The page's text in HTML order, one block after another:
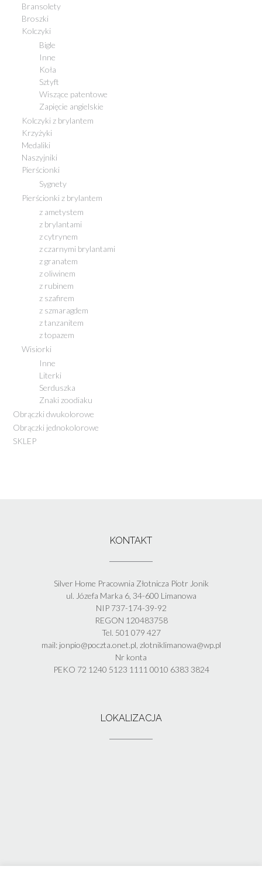
Bransolety
Broszki
Kolczyki
Bigle
Inne
Koła
Sztyft
Wiszące patentowe
Zapięcie angielskie
Kolczyki z brylantem
Krzyżyki
Medaliki
Naszyjniki
Pierścionki
Sygnety
Pierścionki z brylantem
z ametystem
z brylantami
z cytrynem
z czarnymi brylantami
z granatem
z oliwinem
z rubinem
z szafirem
z szmaragdem
z tanzanitem
z topazem
Wisiorki
Inne
Literki
Serduszka
Znaki zoodiaku
Obrączki dwukolorowe
Obrączki jednokolorowe
SKLEP
KONTAKT
Silver Home Pracownia Złotnicza Piotr Jonik
ul. Józefa Marka 6, 34-600 Limanowa
NIP 737-174-39-92
REGON 120483758
Tel. 501 079 427
mail: jonpio@poczta.onet.pl, zlotniklimanowa@wp.pl
Nr konta
PEKO 72 1240 5123 1111 0010 6383 3824
LOKALIZACJA